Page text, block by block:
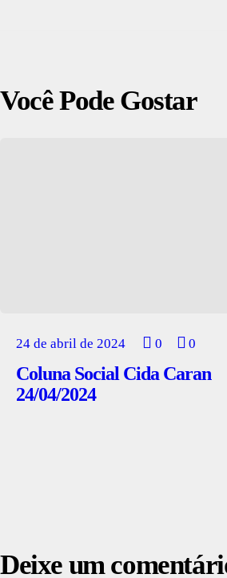
Você Pode Gostar
24 de abril de 2024 0 0
Coluna Social Cida Caran
24/04/2024
Deixe um